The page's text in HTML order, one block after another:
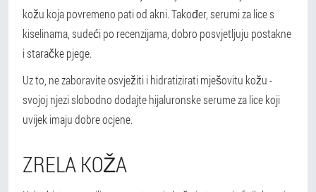
kožu koja povremeno pati od akni. Također, serumi za lice s
kiselinama, sudeći po recenzijama, dobro posvjetljuju postakne
i staračke pjege.
Uz to, ne zaboravite osvježiti i hidratizirati mješovitu kožu -
svojoj njezi slobodno dodajte hijaluronske serume za lice koji
uvijek imaju dobre ocjene.
ZRELA KOŽA